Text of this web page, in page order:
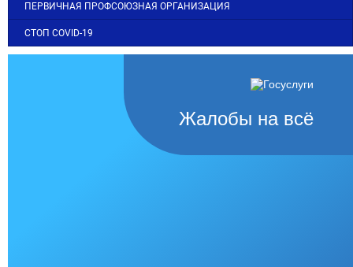
ПЕРВИЧНАЯ ПРОФСОЮЗНАЯ ОРГАНИЗАЦИЯ
СТОП COVID-19
Жалобы на всё